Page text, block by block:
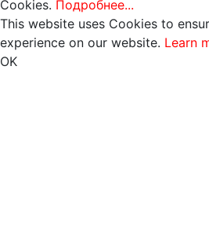
Cookies. Подробнее...
This website uses Cookies to
experience on our website. Learn
OK